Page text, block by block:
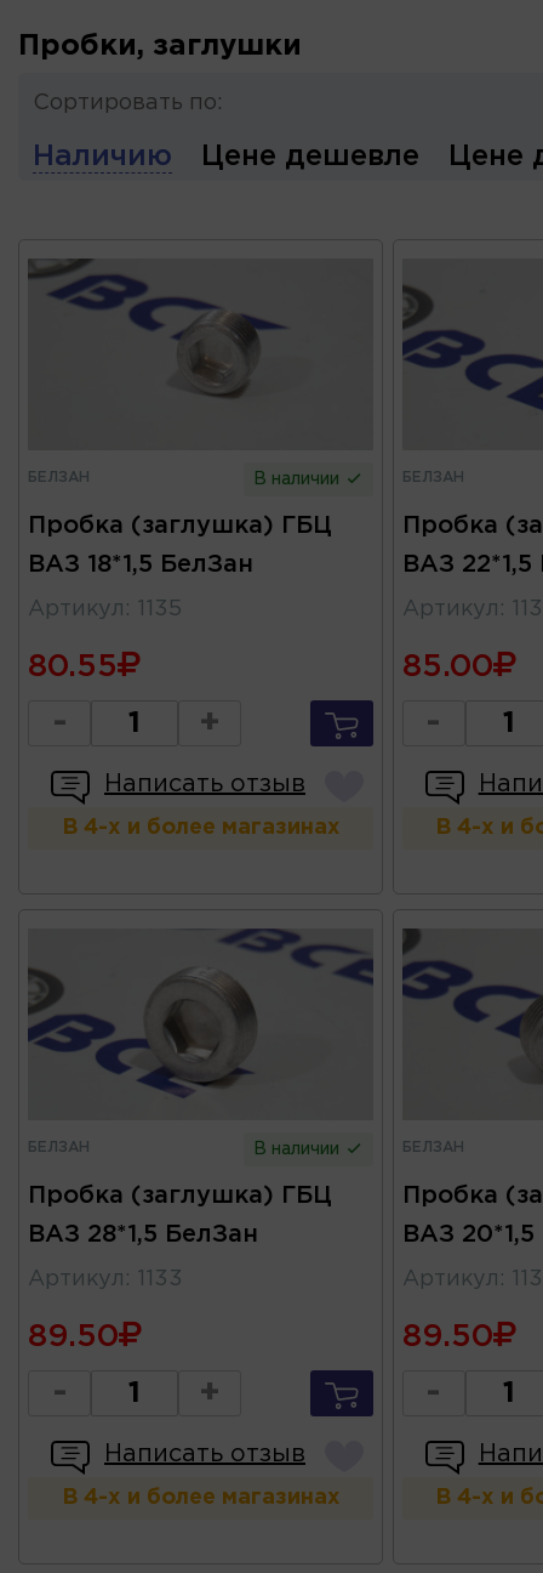
Пробки, заглушки
Сортировать по:
Наличию Цене дешевле Цене
БЕЛЗАН В наличии
Пробка (заглушка) ГБЦ
ВАЗ 18*1,5 БелЗан
Артикул : 1135
80.55
- +
Написать отзыв
В 4-х и более магазинах
БЕЛЗАН
Пробка
ВАЗ 22*1,5
Артикул :
85.00
-
В 4-х и
БЕЛЗАН В наличии
Пробка (заглушка) ГБЦ
ВАЗ 28*1,5 БелЗан
Артикул : 1133
89.50
- +
Написать отзыв
В 4-х и более магазинах
БЕЛЗАН
Пробка
ВАЗ
Артикул :
89.50
-
В 4-х и